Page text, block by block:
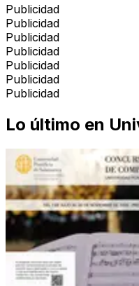
Publicidad
Publicidad
Publicidad
Publicidad
Publicidad
Publicidad
Publicidad
Lo último en